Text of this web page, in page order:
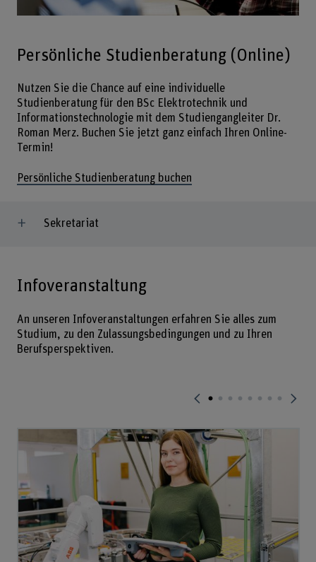
Persönliche Studienberatung (Online)
Nutzen Sie die Chance auf eine individuelle
Studienberatung für den BSc Elektrotechnik und
Informationstechnologie mit dem Studiengangleiter Dr.
Roman Merz. Buchen Sie jetzt ganz einfach Ihren Online-
Termin!
Persönliche Studienberatung buchen
Sekretariat
Infoveranstaltung
An unseren Infoveranstaltungen erfahren Sie alles zum
Studium, zu den Zulassungsbedingungen und zu Ihren
Berufsperspektiven.